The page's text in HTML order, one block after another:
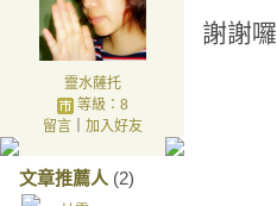
靈水薩托
等級：8
留言｜ 加入好友
文章推薦人 (2)
謝謝囉